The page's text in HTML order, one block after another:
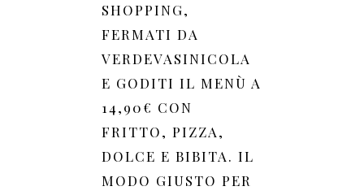
SHOPPING,
FERMATI DA
VERDEVASINICOLA
E GODITI IL MENÙ A
14,90€ CON
FRITTO, PIZZA,
DOLCE E BIBITA. IL
MODO GIUSTO PER